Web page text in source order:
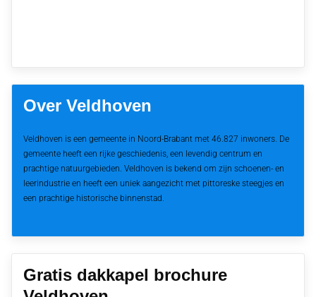
Over Veldhoven
Veldhoven is een gemeente in Noord-Brabant met 46.827 inwoners. De
gemeente heeft een rijke geschiedenis, een levendig centrum en
prachtige natuurgebieden. Veldhoven is bekend om zijn schoenen- en
leerindustrie en heeft een uniek aangezicht met pittoreske steegjes en
een prachtige historische binnenstad.
Gratis dakkapel brochure